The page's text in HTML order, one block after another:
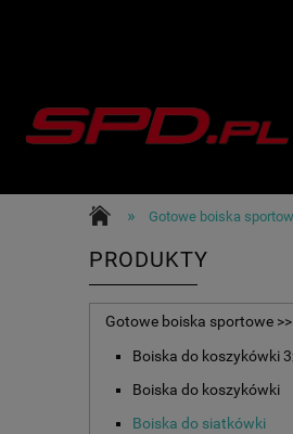
» Gotowe boiska
PRODUKTY
Gotowe boiska sportowe >>
Boiska do koszykówki
Boiska do koszykówki
Boiska do siatkówki